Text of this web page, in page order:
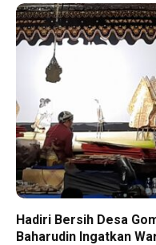
Hadiri Bersih Desa
Baharudin Ingatkan